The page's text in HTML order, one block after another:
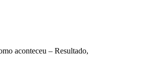
aconteceu – Resultado,